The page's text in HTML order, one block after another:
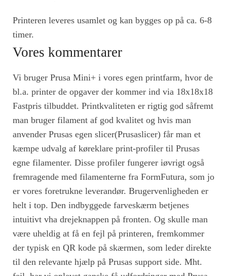
Printeren leveres usamlet og kan bygges op på ca. 6-8
timer.
Vores kommentarer
Vi bruger Prusa Mini+ i vores egen printfarm, hvor de
bl.a. printer de opgaver der kommer ind via 18x18x18
Fastpris tilbuddet. Printkvaliteten er rigtig god såfremt
man bruger filament af god kvalitet og hvis man
anvender Prusas egen slicer(Prusaslicer) får man et
kæmpe udvalg af køreklare print-profiler til Prusas
egne filamenter. Disse profiler fungerer iøvrigt også
fremragende med filamenterne fra FormFutura, som jo
er vores foretrukne leverandør. Brugervenligheden er
helt i top. Den indbyggede farveskærm betjenes
intuitivt vha drejeknappen på fronten. Og skulle man
være uheldig at få en fejl på printeren, fremkommer
der typisk en QR kode på skærmen, som leder direkte
til den relevante hjælp på Prusas support side. Mht.